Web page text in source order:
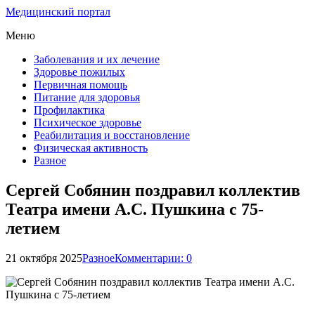
Медицинский портал
Меню
Заболевания и их лечение
Здоровье пожилых
Первичная помощь
Питание для здоровья
Профилактика
Психическое здоровье
Реабилитация и восстановление
Физическая активность
Разное
Сергей Собянин поздравил коллектив
Театра имени А.С. Пушкина с 75-
летием
21 октября 2025РазноеКомментарии: 0